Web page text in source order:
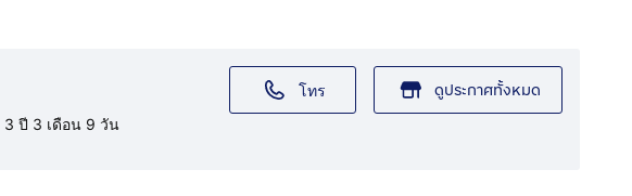
3 ปี 3 เดือน 9 วัน
โทร ดูประกาศทั้งหมด